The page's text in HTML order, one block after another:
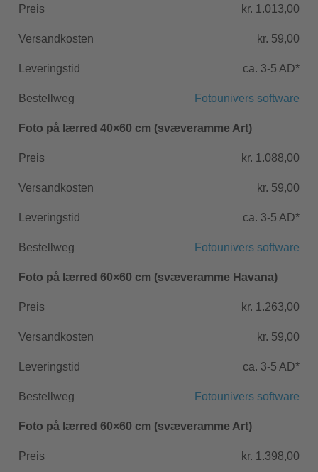
kr. 1.013,00
kr. 59,00
ca. 3-5 AD*
Fotounivers software
Foto på lærred 40×60 cm (svæveramme Art)
kr. 1.088,00
kr. 59,00
ca. 3-5 AD*
Fotounivers software
Foto på lærred 60×60 cm (svæveramme Havana)
kr. 1.263,00
kr. 59,00
ca. 3-5 AD*
Fotounivers software
Foto på lærred 60×60 cm (svæveramme Art)
kr. 1.398,00